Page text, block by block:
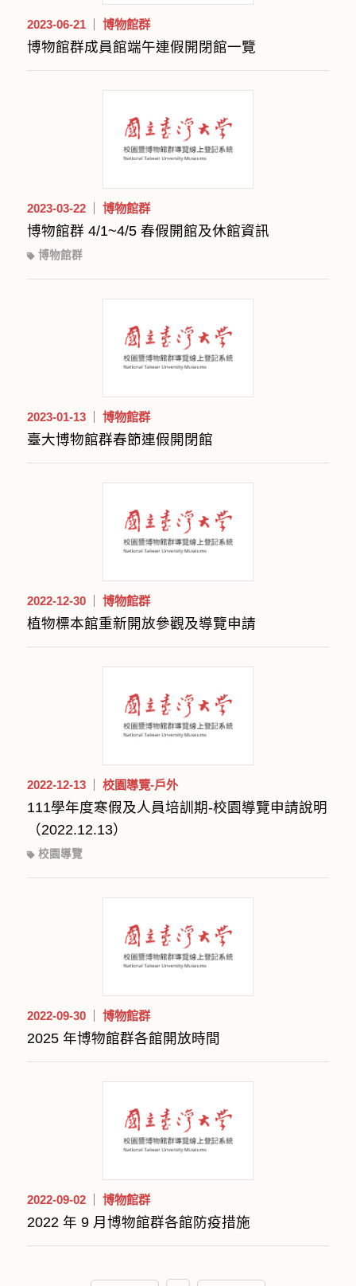
2023-06-21 博物館群
博物館群成員館端午連假開閉館一覽
2023-03-22 博物館群
博物館群 4/1~4/5 春假開館及休館資訊
博物館群
2023-01-13 博物館群
臺大博物館群春節連假開閉館
2022-12-30 博物館群
植物標本館重新開放參觀及導覽申請
2022-12-13 校園導覽-戶外
111學年度寒假及人員培訓期-校園導覽申請說明
（2022.12.13）
校園導覽
2022-09-30 博物館群
2025 年博物館群各館開放時間
2022-09-02 博物館群
2022 年 9 月博物館群各館防疫措施